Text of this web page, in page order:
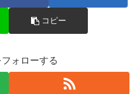
コピー
ォローする